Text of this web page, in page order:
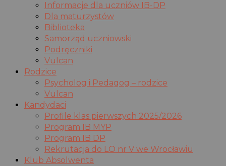
Informacje dla uczniów IB-DP
Dla maturzystów
Biblioteka
Samorząd uczniowski
Podręczniki
Vulcan
Rodzice
Psycholog i Pedagog – rodzice
Vulcan
Kandydaci
Profile klas pierwszych 2025/2026
Program IB MYP
Program IB DP
Rekrutacja do LO nr V we Wrocławiu
Klub Absolwenta